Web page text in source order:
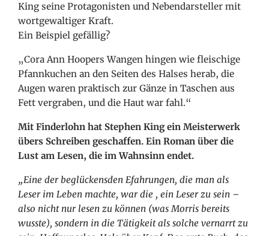
King seine Protagonisten und Nebendarsteller mit
wortgewaltiger Kraft.
Ein Beispiel gefällig?
„Cora Ann Hoopers Wangen hingen wie fleischige
Pfannkuchen an den Seiten des Halses herab, die
Augen waren praktisch zur Gänze in Taschen aus
Fett vergraben, und die Haut war fahl.“
Mit Finderlohn hat Stephen King ein Meisterwerk
übers Schreiben geschaffen. Ein Roman über die
Lust am Lesen, die im Wahnsinn endet.
„Eine der beglückensden Efahrungen, die man als
Leser im Leben machte, war die , ein Leser zu sein –
also nicht nur lesen zu können (was Morris bereits
wusste), sondern in die Tätigkeit als solche vernarrt zu